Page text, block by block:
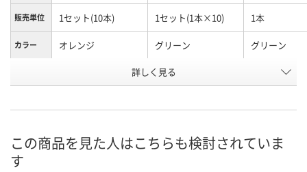
販売単位 1セット(10本) 1セット(1本×10) 1本
カラー オレンジ グリーン グリーン
WX75894 UH34867
お届け日 8月31日（月）まで
ご注文後、お届けに
ついてご連絡いたし
8月9日（日）
詳しく見る
この商品を見た人はこちらも検討されていま
す